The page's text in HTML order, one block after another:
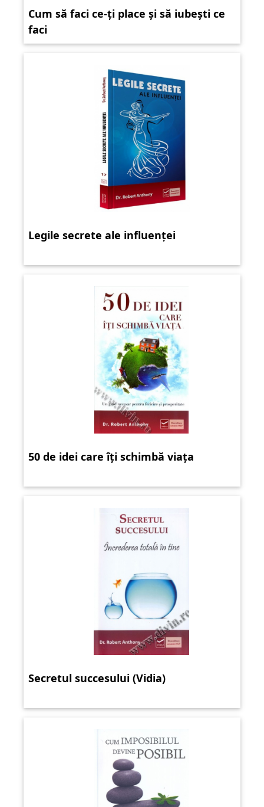
Cum să faci ce-ți place și să iubești ce
faci
Legile secrete ale influenței
50 de idei care îți schimbă viața
Secretul succesului (Vidia)